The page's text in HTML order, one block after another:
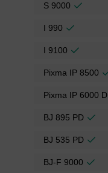
S 9000
I 990
I 9100
Pixma IP 8500
Pixma IP 6000 D
BJ 895 PD
BJ 535 PD
BJ-F 9000